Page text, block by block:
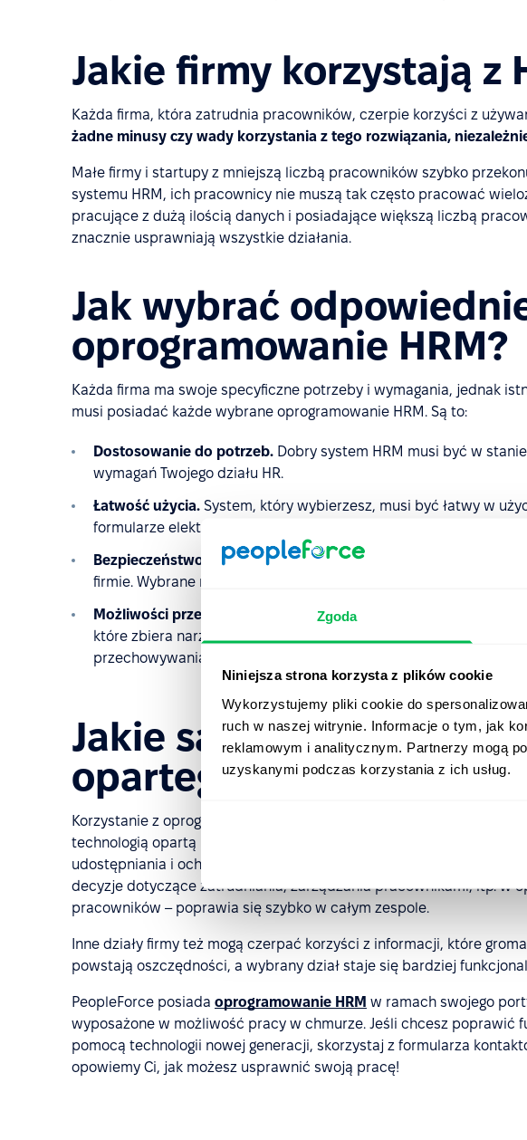
Zgoda
Niniejsza strona korzysta z plików cookie
Wykorzystujemy pliki cookie do
ruch w naszej witrynie. Informacje o tym, jak
reklamowym i analitycznym. Partnerzy mogą
uzyskanymi podczas korzystania z ich usług.
Jakie firmy korzystają z
Każda firma, która zatrudnia pracowników, czerpie korzyści z
żadne minusy czy wady korzystania z tego rozwiązania,
Małe firmy i startupy z mniejszą liczbą pracowników szybko
systemu HRM, ich pracownicy nie muszą tak często pracować
pracujące z dużą ilością danych i posiadające większą liczbą
znacznie usprawniają wszystkie działania.
Jak wybrać
oprogramowanie HRM?
Każda firma ma swoje specyficzne potrzeby i wymagania, jednak
musi posiadać każde wybrane oprogramowanie HRM. Są to:
Dostosowanie do potrzeb. Dobry system HRM musi być w
wymagań Twojego działu HR.
Łatwość użycia. System, który wybierzesz, musi być łatwy w
formularze elektroniczne do monitorowania czasu pracy, czasu
Bezpieczeństwo
. Oprogramowanie HRM może gromadzić dużą
firmie. Wybrane narzędzie musi oferować wysoki poziom
Możliwości przetwarzania danych w chmurze.
Ten punkt wiąże
które zbiera narzędzie HRM, powinny być umieszczone w
przechowywania dla bezpieczeństwa i dalszego wykorzystania.
Jakie są zalety
opartego na chmurze?
Korzystanie z oprogramowania HRM zapewnia wiele korzyści, a
technologią opartą na chmurze, zwiększa te korzyści w sposób
udostępniania i ochrony. Twoja firma staje się bardziej elastyczna
decyzje dotyczące zatrudniania, zarządzania pracownikami, itp. w
pracowników – poprawia się szybko w całym zespole.
Inne działy firmy też mogą czerpać korzyści z informacji, które
powstają oszczędności, a wybrany dział staje się bardziej
PeopleForce posiada oprogramowanie HRM w ramach swojego
wyposażone w możliwość pracy w chmurze. Jeśli chcesz poprawić
pomocą technologii nowej generacji, skorzystaj z formularza
opowiemy Ci, jak możesz usprawnić swoją pracę!